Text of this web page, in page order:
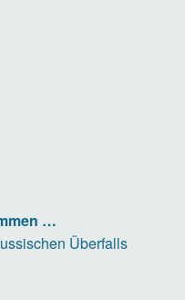
…
Überfalls